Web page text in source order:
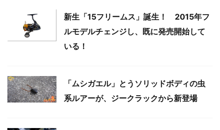
新生「15フリームス」誕生！ 2015年フ
ルモデルチェンジし、既に発売開始して
いる！
「ムシガエル」とうソリッドボディの虫
系ルアーが、ジークラックから新登場